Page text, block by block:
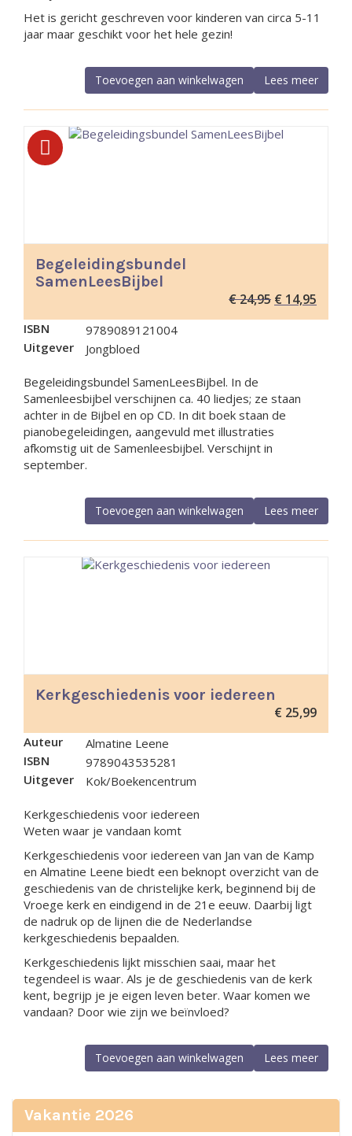
Het is gericht geschreven voor kinderen van circa 5-11
jaar maar geschikt voor het hele gezin!
Lees meer
Toevoegen aan winkelwagen
Begeleidingsbundel
SamenLeesBijbel
€24,95 € 14,95
ISBN
9789089121004
Uitgever
Jongbloed
Begeleidingsbundel SamenLeesBijbel. In de
Samenleesbijbel verschijnen ca. 40 liedjes; ze staan
achter in de Bijbel en op CD. In dit boek staan de
pianobegeleidingen, aangevuld met illustraties
afkomstig uit de Samenleesbijbel. Verschijnt in
september.
Lees meer
Toevoegen aan winkelwagen
Kerkgeschiedenis voor iedereen
€ 25,99
Auteur
Almatine Leene
ISBN
9789043535281
Uitgever
Kok/Boekencentrum
Kerkgeschiedenis voor iedereen
Weten waar je vandaan komt
Kerkgeschiedenis voor iedereen van Jan van de Kamp
en Almatine Leene biedt een beknopt overzicht van de
geschiedenis van de christelijke kerk, beginnend bij de
Vroege kerk en eindigend in de 21e eeuw. Daarbij ligt
de nadruk op de lijnen die de Nederlandse
kerkgeschiedenis bepaalden.
Kerkgeschiedenis lijkt misschien saai, maar het
tegendeel is waar. Als je de geschiedenis van de kerk
kent, begrijp je je eigen leven beter. Waar komen we
vandaan? Door wie zijn we beïnvloed?
Lees meer
Toevoegen aan winkelwagen
Vakantie 2026